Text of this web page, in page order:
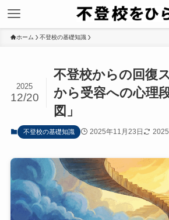
ホーム 不登校の基礎知識
不登校からの回復
から受容への心理
図」
2025
12/20
不登校の基礎知識 2025年11月23日